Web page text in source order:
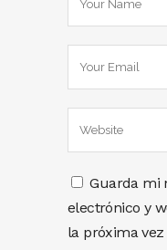
Guarda mi
electrónico y
la próxima